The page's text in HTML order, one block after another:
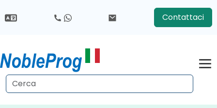
Contattaci